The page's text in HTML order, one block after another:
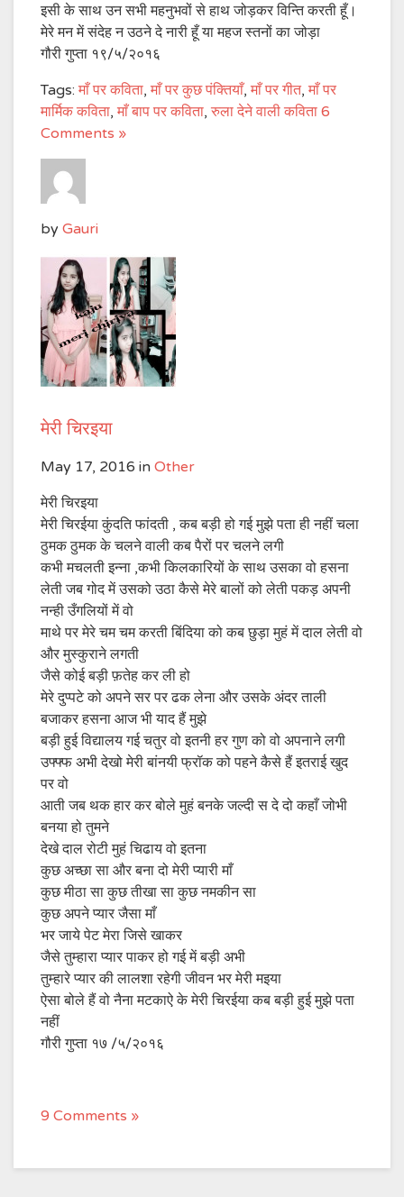
इसी के साथ उन सभी महनुभवों से हाथ जोड़कर विन्ति करती हूँ।
मेरे मन में संदेह न उठने दे नारी हूँ या महज स्तनों का जोड़ा
गौरी गुप्ता १९/५/२०१६
Tags: माँ पर कविता, माँ पर कुछ पंक्तियाँ, माँ पर गीत, माँ पर
मार्मिक कविता, माँ बाप पर कविता, रुला देने वाली कविता 6
Comments »
by Gauri
मेरी चिरइया
May 17, 2016 in Other
मेरी चिरइया
मेरी चिरईया कुंदति फांदती , कब बड़ी हो गई मुझे पता ही नहीं चला
ठुमक ठुमक के चलने वाली कब पैरों पर चलने लगी
कभी मचलती इन्ना ,कभी किलकारियों के साथ उसका वो हसना
लेती जब गोद में उसको उठा कैसे मेरे बालों को लेती पकड़ अपनी
नन्ही उँगलियों में वो
माथे पर मेरे चम चम करती बिंदिया को कब छुड़ा मुहं में दाल लेती वो
और मुस्कुराने लगती
जैसे कोई बड़ी फ़तेह कर ली हो
मेरे दुप्पटे को अपने सर पर ढक लेना और उसके अंदर ताली
बजाकर हसना आज भी याद हैं मुझे
बड़ी हुई विद्यालय गई चतुर वो इतनी हर गुण को वो अपनाने लगी
उफ्फ्फ अभी देखो मेरी बांनयी फ्रॉक को पहने कैसे हैं इतराई खुद
पर वो
आती जब थक हार कर बोले मुहं बनके जल्दी स दे दो कहाँ जोभी
बनया हो तुमने
देखे दाल रोटी मुहं चिढाय वो इतना
कुछ अच्छा सा और बना दो मेरी प्यारी माँ
कुछ मीठा सा कुछ तीखा सा कुछ नमकीन सा
कुछ अपने प्यार जैसा माँ
भर जाये पेट मेरा जिसे खाकर
जैसे तुम्हारा प्यार पाकर हो गई में बड़ी अभी
तुम्हारे प्यार की लालशा रहेगी जीवन भर मेरी मइया
ऐसा बोले हैं वो नैना मटकाऐ के मेरी चिरईया कब बड़ी हुई मुझे पता
नहीं
गौरी गुप्ता १७ /५/२०१६
9 Comments »